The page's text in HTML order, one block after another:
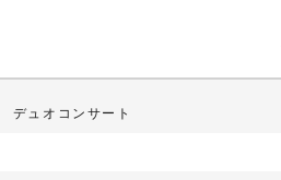
ュオコンサート